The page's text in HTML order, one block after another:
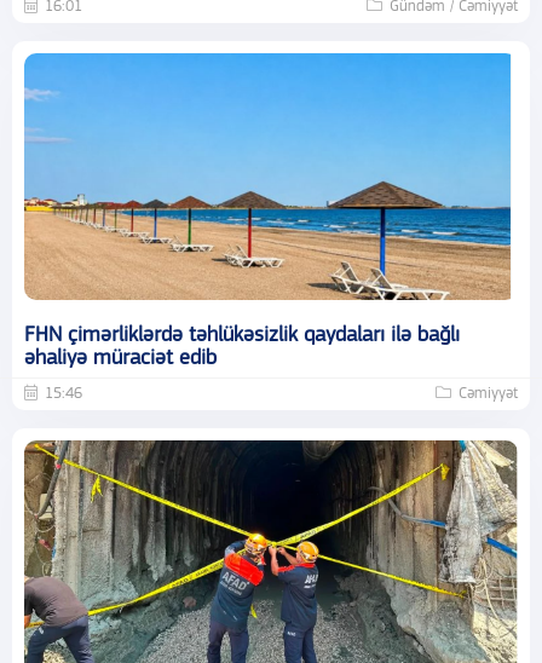
16:01 Gündəm / Cəmiyyət
FHN çimərliklərdə təhlükəsizlik qaydaları ilə bağlı
əhaliyə müraciət edib
15:46 Cəmiyyət